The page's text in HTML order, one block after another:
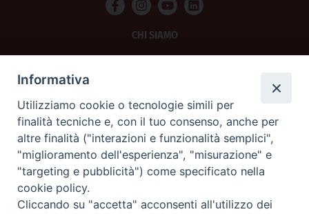
CHI SIAMO
SCRIVICI
La Difesa srl - P.iva 05125420280
La Difesa del Popolo percepisce i contributi pubblici all'editoria.
La Difesa del Popolo, tramite la Fisc (Federazione Italiana Settimanali Cattolici)
ha aderito allo IAP (Istituto dell'Autodisciplina Pubblicitaria) accettando il Codice
Informativa
Utilizziamo cookie o tecnologie simili per
finalità tecniche e, con il tuo consenso, anche per
altre finalità ("interazioni e funzionalità semplici",
"miglioramento dell'esperienza", "misurazione" e
"targeting e pubblicità") come specificato nella
cookie policy.
Cliccando su "accetta" acconsenti all'utilizzo dei